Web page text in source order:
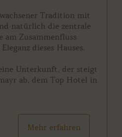
Tradition mit
natürlich die zentrale
am Zusammenfluss
dieses Hauses.
Unterkunft, der steigt
ab, dem Top Hotel in
Mehr erfahren